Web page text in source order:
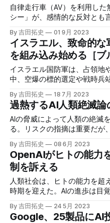
自律走行車（AV）を利用し
シー」が、感情的な反対とも
動」の瞬間を迎えている。米
り、長い助走の末、普及局面
By 吉田拓史 01 9月 2023
イスラエル、致命的
を組み込み始める［ブ
イスラエル国防軍は、占領地
中、空爆の標的選定や戦時兵
めている。関係者によれば、
めに膨大な量のデータを解析
ているという。
By 吉田拓史 18 7月 2023
過熱するAI人類絶滅論
AIの脅威によって人類の絶滅
る。リスクの指摘は重要だが
を引き起こし始めており、負
By 吉田拓史 08 6月 2023
OpenAIがヒトの能力
制を訴える
人類社会は、ヒトの能力を超
時期を迎えた。AIの進歩は目
知能が登場するシナリオもあ
時代に生きている。
By 吉田拓史 24 5月 2023
Google、25製品にAI